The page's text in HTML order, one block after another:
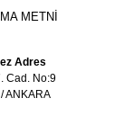
METNİ
Adres
Cad. No:9
ANKARA